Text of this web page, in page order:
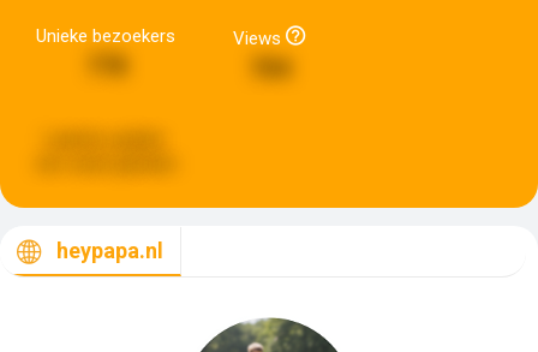
Unieke bezoekers Views
heypapa.nl